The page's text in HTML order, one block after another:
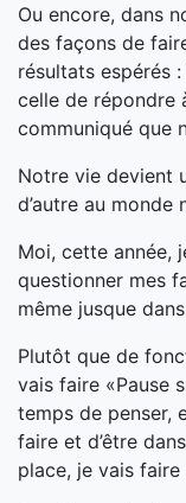
Ou encore, dans
des façons de
résultats espérés
celle de répondre
communiqué que
Notre vie devient
d’autre au monde
Moi, cette année,
questionner mes
même jusque
Plutôt que de
vais faire «Pause
temps de penser,
faire et d’être
place, je vais